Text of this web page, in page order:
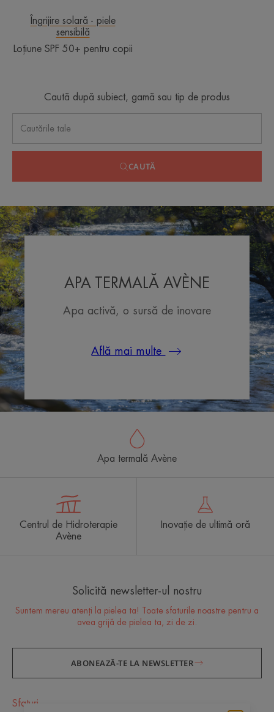
Îngrijire solară - piele
sensibilă
Loțiune SPF 50+ pentru copii
Caută după subiect, gamă sau tip de produs
CAUTĂ
APA TERMALĂ AVÈNE
Apa activă, o sursă de inovare
Află mai multe
Apa termală Avène
Centrul de Hidroterapie
Avène
Inovație de ultimă oră
Solicită newsletter-ul nostru
Suntem mereu atenți la pielea ta! Toate sfaturile noastre pentru a
avea grijă de pielea ta, zi de zi.
ABONEAZĂ-TE LA NEWSLETTER
Sfaturi